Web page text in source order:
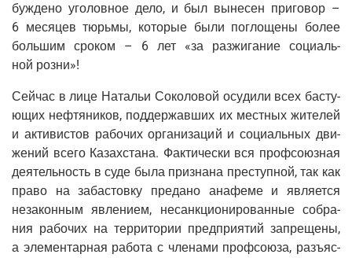
буж­де­но уго­лов­ное дело, и был выне­сен при­го­вор –
6 меся­цев тюрь­мы, кото­рые были погло­ще­ны более
боль­шим сро­ком – 6 лет «за раз­жи­га­ние соци­аль­
ной розни»!
Сей­час в лице Ната­льи Соко­ло­вой осу­ди­ли всех басту­
ю­щих неф­тя­ни­ков, под­дер­жав­ших их мест­ных жите­лей
и акти­ви­стов рабо­чих орга­ни­за­ций и соци­аль­ных дви­
же­ний все­го Казах­ста­на. Фак­ти­че­ски вся проф­со­юз­ная
дея­тель­ность в суде была при­зна­на пре­ступ­ной, так как
пра­во на заба­стов­ку пре­да­но ана­фе­ме и явля­ет­ся
неза­кон­ным явле­ни­ем, несанк­ци­о­ни­ро­ван­ные собра­
ния рабо­чих на тер­ри­то­рии пред­при­я­тий запре­ще­ны,
а эле­мен­тар­ная рабо­та с чле­на­ми проф­со­ю­за, разъ­яс­